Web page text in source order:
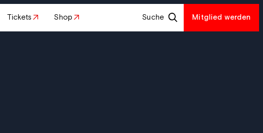
Tickets Shop Suche Mitglied werden